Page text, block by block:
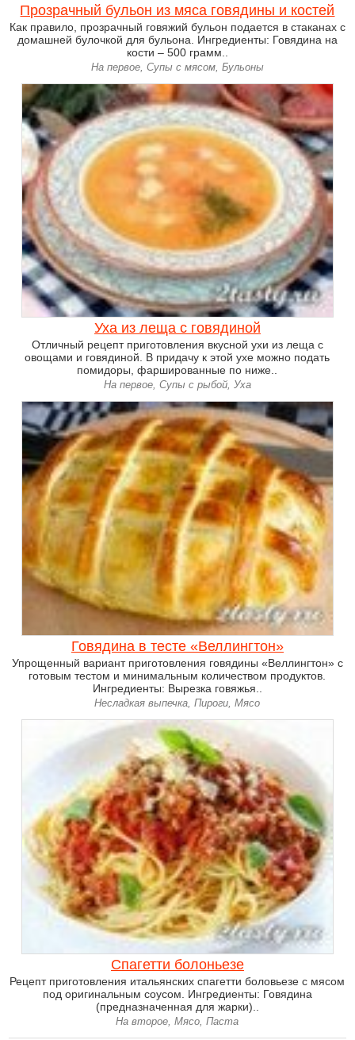
Прозрачный бульон из мяса говядины и костей
Как правило, прозрачный говяжий бульон подается в стаканах с
домашней булочкой для бульона. Ингредиенты: Говядина на
кости – 500 грамм..
На первое, Супы с мясом, Бульоны
Уха из леща с говядиной
Отличный рецепт приготовления вкусной ухи из леща с
овощами и говядиной. В придачу к этой ухе можно подать
помидоры, фаршированные по ниже..
На первое, Супы с рыбой, Уха
Говядина в тесте «Веллингтон»
Упрощенный вариант приготовления говядины «Веллингтон» с
готовым тестом и минимальным количеством продуктов.
Ингредиенты: Вырезка говяжья..
Несладкая выпечка, Пироги, Мясо
Спагетти болоньезе
Рецепт приготовления итальянских спагетти боловьезе с мясом
под оригинальным соусом. Ингредиенты: Говядина
(предназначенная для жарки)..
На второе, Мясо, Паста